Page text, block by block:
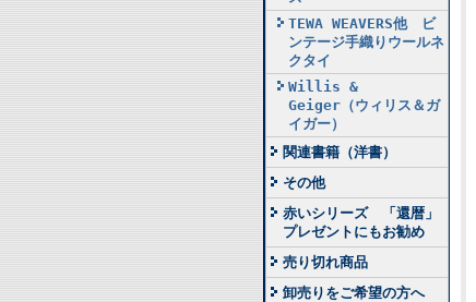
TEWA WEAVERS他 ビ
ンテージ手織りウールネ
クタイ
Willis &
Geiger（ウィリス＆ガ
イガー）
関連書籍（洋書）
その他
赤いシリーズ 「還暦」
プレゼントにもお勧め
売り切れ商品
卸売りをご希望の方へ